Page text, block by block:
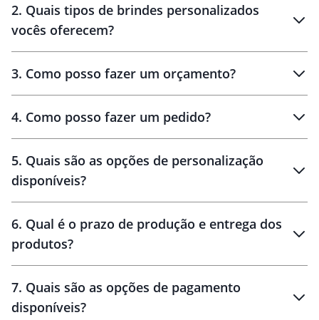
Brindes personalizados
2. Quais tipos de brindes personalizados
vocês oferecem?
personalizados
3. Como posso fazer um orçamento?
brinde
personalização
4. Como posso fazer um pedido?
amostra virtual
5. Quais são as opções de personalização
disponíveis?
6. Qual é o prazo de produção e entrega dos
produtos?
10 dias
7. Quais são as opções de pagamento
disponíveis?